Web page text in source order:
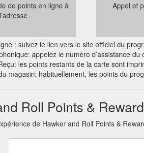
de points en ligne à
l’adresse
Appel et
: suivez le lien vers le site officiel du
appelez le numéro d’assistance
les points restants de la carte sont
magasin: habituellement, les points du
Roll Points &
de Hawker and Roll Points &